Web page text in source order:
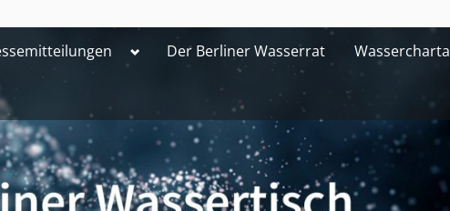
ToggleDer Berliner Wasserrat Wassercharta